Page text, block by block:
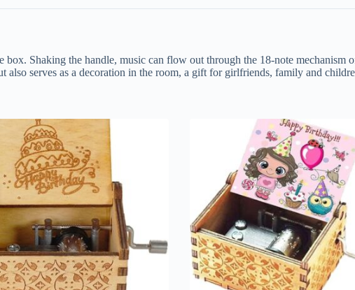
box. Shaking the handle, music can flow out through the 18-note
also serves as a decoration in the room, a gift for girlfriends, family and